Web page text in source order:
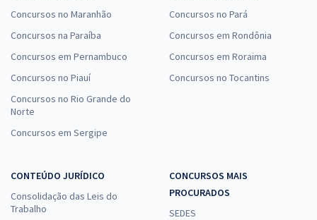
Concursos no Maranhão
Concursos na Paraíba
Concursos em Pernambuco
Concursos no Piauí
Concursos no Rio Grande do
Norte
Concursos em Sergipe
Concursos no Pará
Concursos em Rondônia
Concursos em Roraima
Concursos no Tocantins
CONTEÚDO JURÍDICO
Consolidação das Leis do
Trabalho
CONCURSOS MAIS
PROCURADOS
SEDES